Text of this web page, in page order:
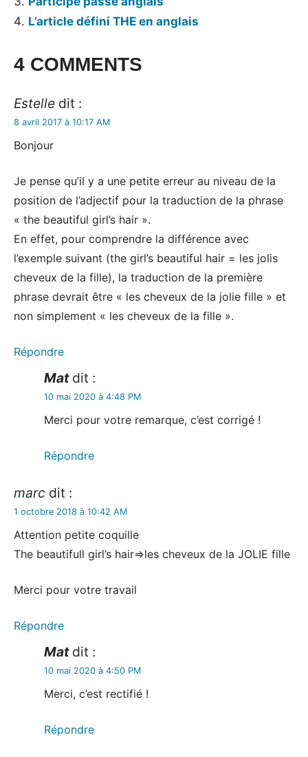
L’article défini THE en anglais
Tags:
anglaise
4 COMMENTS
Estelle dit :
8 avril 2017 à 10:17 AM
Bonjour
Je pense qu’il y a une petite erreur au niveau de la
position de l’adjectif pour la traduction de la phrase
« the beautiful girl’s hair ».
En effet, pour comprendre la différence avec
l’exemple suivant (the girl’s beautiful hair = les jolis
cheveux de la fille), la traduction de la première
phrase devrait être « les cheveux de la jolie fille » et
non simplement « les cheveux de la fille ».
Répondre
Mat dit :
10 mai 2020 à 4:48 PM
Merci pour votre remarque, c’est corrigé !
Répondre
marc dit :
1 octobre 2018 à 10:42 AM
Attention petite coquille
The beautifull girl’s hair=>les cheveux de la JOLIE fille
Merci pour votre travail
Répondre
Mat dit :
10 mai 2020 à 4:50 PM
Merci, c’est rectifié !
Répondre